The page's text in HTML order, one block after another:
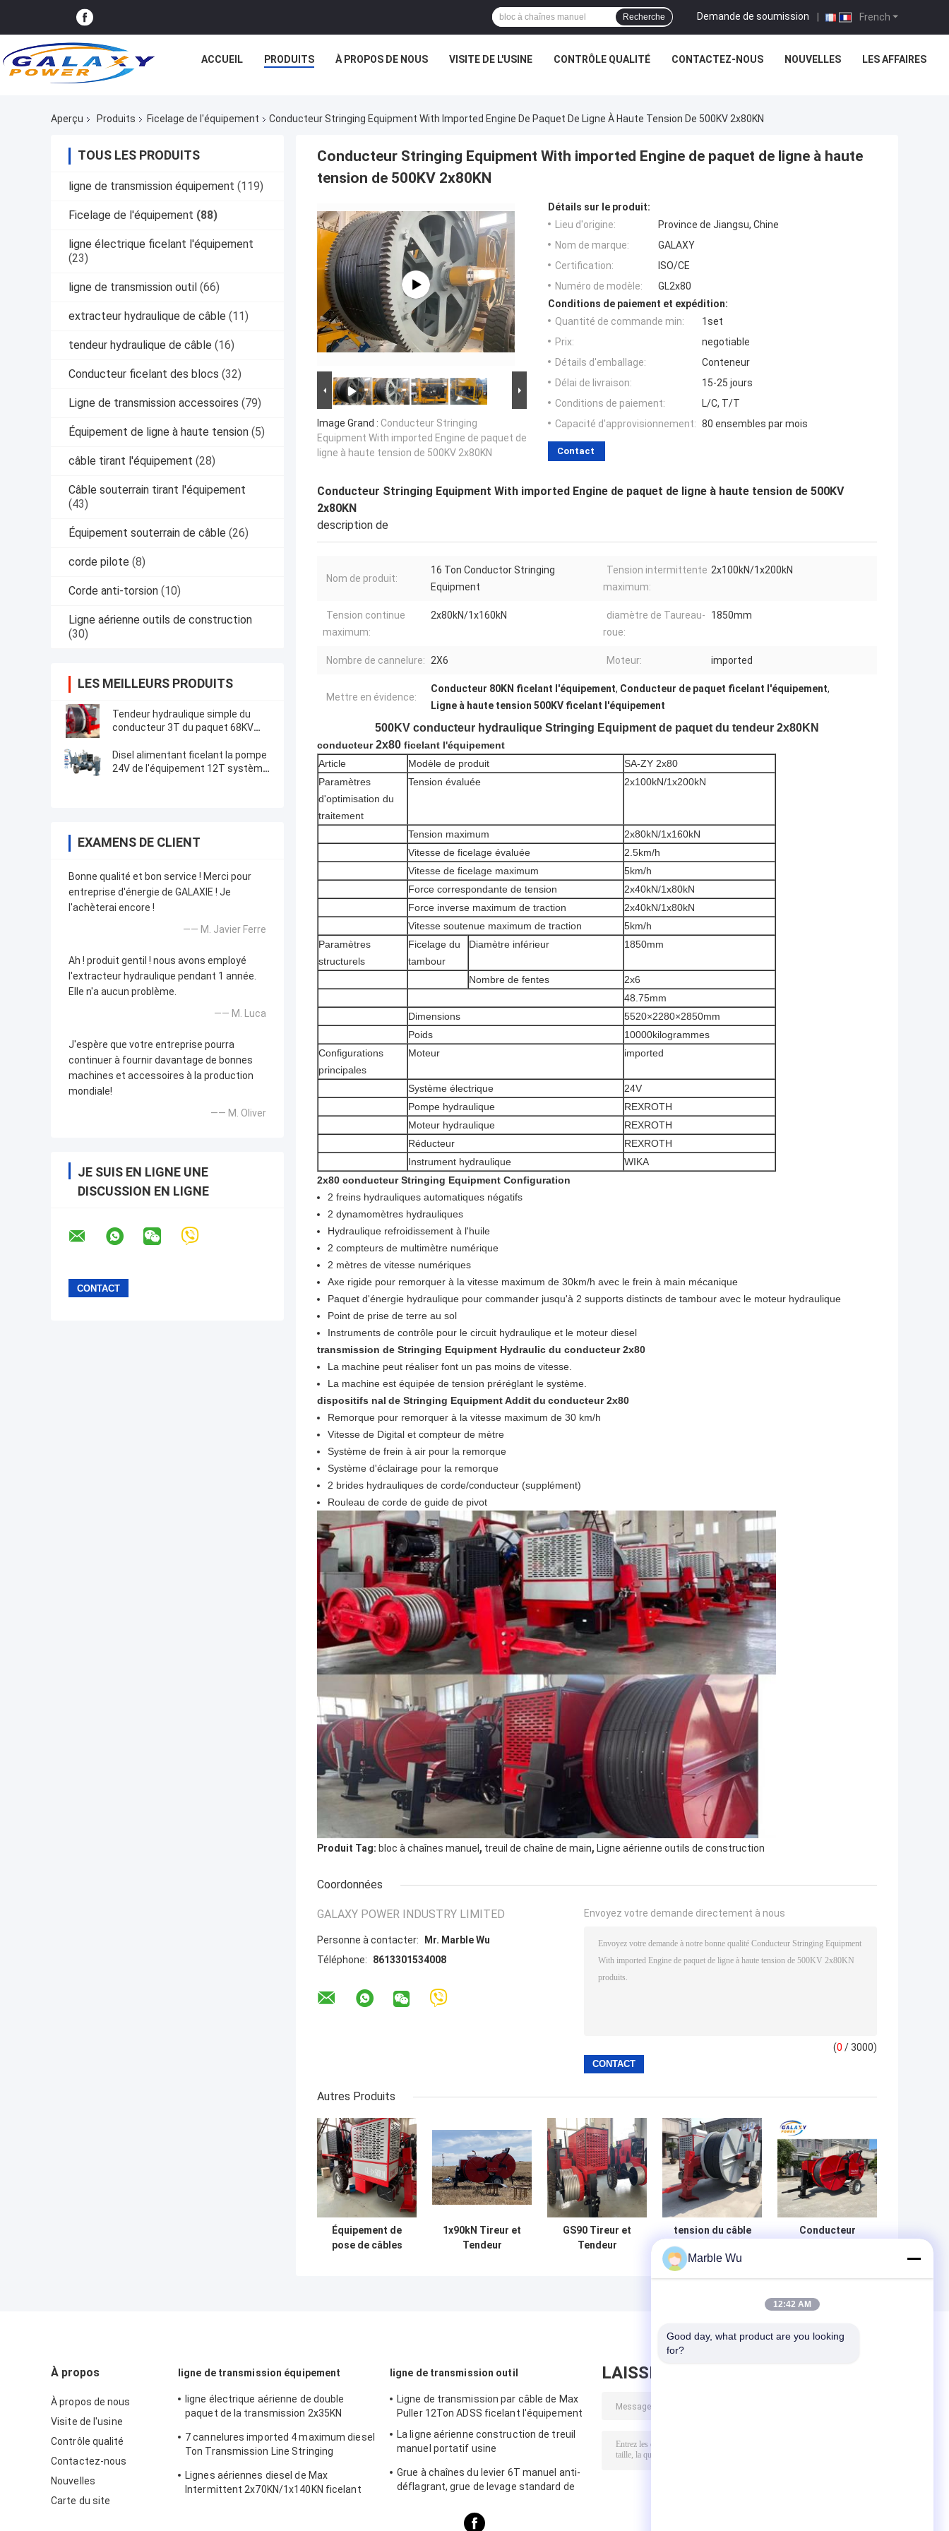
French
Demande de soumission |
Recherche
ACCUEIL PRODUITS À PROPOS DE NOUS VISITE DE L'USINE CONTRÔLE QUALITÉ CONTACTEZ-NOUS NOUVELLES LES AFFAIRES
Aperçu Produits Ficelage de l'équipement Conducteur Stringing Equipment With Imported Engine De Paquet De Ligne À Haute Tension De 500KV 2x80KN
TOUS LES PRODUITS
ligne de transmission équipement (119)
Ficelage de l'équipement (88)
ligne électrique ficelant l'équipement
(23)
ligne de transmission outil (66)
extracteur hydraulique de câble (11)
tendeur hydraulique de câble (16)
Conducteur ficelant des blocs (32)
Ligne de transmission accessoires (79)
Équipement de ligne à haute tension (5)
câble tirant l'équipement (28)
Câble souterrain tirant l'équipement
(43)
Équipement souterrain de câble (26)
corde pilote (8)
Corde anti-torsion (10)
Ligne aérienne outils de construction
(30)
LES MEILLEURS PRODUITS
Tendeur hydraulique simple du
conducteur 3T du paquet 68KV
Disel alimentant ficelant la pompe
24V de l'équipement 12T système
EXAMENS DE CLIENT
Bonne qualité et bon service ! Merci pour
entreprise d'énergie de GALAXIE ! Je
l'achèterai encore !
—— M. Javier Ferre
Ah ! produit gentil ! nous avons employé
l'extracteur hydraulique pendant 1 année.
Elle n'a aucun problème.
—— M. Luca
J'espère que votre entreprise pourra
continuer à fournir davantage de bonnes
machines et accessoires à la production
mondiale!
—— M. Oliver
JE SUIS EN LIGNE UNE
DISCUSSION EN LIGNE
Conducteur Stringing Equipment With imported Engine de paquet de ligne à haute
tension de 500KV 2x80KN
Image Grand : Conducteur Stringing
Equipment With imported Engine de paquet de
ligne à haute tension de 500KV 2x80KN
Détails sur le produit:
Lieu d'origine:
Province de Jiangsu, Chine
Nom de marque:
GALAXY
Certification:
ISO/CE
Numéro de modèle:
GL2x80
Conditions de paiement et expédition:
Quantité de commande min:
1set
Prix:
negotiable
Détails d'emballage:
Conteneur
Délai de livraison:
15-25 jours
Conditions de paiement:
L/C, T/T
Capacité d'approvisionnement: 80 ensembles par mois
Contact
Conducteur Stringing Equipment With imported Engine de paquet de ligne à haute tension de 500KV
2x80KN
description de
Nom de produit:
16 Ton Conductor Stringing
Equipment
Tension intermittente
maximum:
2x100kN/1x200kN
Tension continue
maximum:
2x80kN/1x160kN
diamètre de Taureau-
roue:
1850mm
Nombre de cannelure: 2X6 Moteur: imported
Mettre en évidence:
Conducteur 80KN ficelant l'équipement, Conducteur de paquet ficelant l'équipement,
Ligne à haute tension 500KV ficelant l'équipement
500KV conducteur hydraulique Stringing Equipment de paquet du tendeur 2x80KN
conducteur2x80 ficelant l'équipement
Article
Modèle de produit
SA-ZY 2x80
Paramètres
d'optimisation du
traitement
Tension évaluée 2x100kN/1x200kN
Tension maximum
2x80kN/1x160kN
Vitesse de ficelage évaluée
2.5km/h
Vitesse de ficelage maximum
5km/h
Force correspondante de tension
2x40kN/1x80kN
Force inverse maximum de traction
2x40kN/1x80kN
Vitesse soutenue maximum de traction
5km/h
Paramètres
structurels
Ficelage du
tambour
Diamètre inférieur 1850mm
Nombre de fentes
2x6
48.75mm
Dimensions
5520×2280×2850mm
Poids
10000kilogrammes
Configurations
principales
Moteur imported
Système électrique
24V
Pompe hydraulique
REXROTH
Moteur hydraulique
REXROTH
Réducteur
REXROTH
Instrument hydraulique
WIKA
2x80 conducteur Stringing Equipment Configuration
2 freins hydrauliques automatiques négatifs
2 dynamomètres hydrauliques
Hydraulique refroidissement à l'huile
2 compteurs de multimètre numérique
2 mètres de vitesse numériques
Axe rigide pour remorquer à la vitesse maximum de 30km/h avec le frein à main mécanique
Paquet d'énergie hydraulique pour commander jusqu'à 2 supports distincts de tambour avec le moteur hydraulique
Point de prise de terre au sol
Instruments de contrôle pour le circuit hydraulique et le moteur diesel
transmission de Stringing Equipment Hydraulic du conducteur 2x80
La machine peut réaliser font un pas moins de vitesse.
La machine est équipée de tension préréglant le système.
dispositifs nal de Stringing Equipment Additdu conducteur 2x80
Remorque pour remorquer à la vitesse maximum de 30 km/h
Vitesse de Digital et compteur de mètre
Système de frein à air pour la remorque
Système d'éclairage pour la remorque
2 brides hydrauliques de corde/conducteur (supplément)
Rouleau de corde de guide de pivot
Produit Tag: bloc à chaînes manuel , treuil de chaîne de main, Ligne aérienne outils de construction
Coordonnées
GALAXY POWER INDUSTRY LIMITED
Personne à contacter:
Mr. Marble Wu
Téléphone:
8613301534008
Envoyez votre demande directement à nous
(0 / 3000)
Autres Produits
Équipement de
pose de câbles
1x90kN Tireur et
Tendeur
GS90 Tireur et
Tendeur
tension du câble
1x90kN ficelant
l'équipement
Conducteur
Reconductoring
À propos
À propos de nous
Visite de l'usine
Contrôle qualité
Contactez-nous
Nouvelles
Carte du site
ligne de transmission équipement
ligne électrique aérienne de double
paquet de la transmission 2x35KN
7 cannelures imported 4 maximum diesel
Ton Transmission Line Stringing
Lignes aériennes diesel de Max
Intermittent 2x70KN/1x140KN ficelant
ligne de transmission outil
Ligne de transmission par câble de Max
Puller 12Ton ADSS ficelant l'équipement
La ligne aérienne construction de treuil
manuel portatif usine
3T
Grue à chaînes du levier 6T manuel anti-
déflagrant, grue de levage standard de
LAISSEZ UN MESSAGE
Marble Wu
12:42 AM
Good day, what product are you looking
for?